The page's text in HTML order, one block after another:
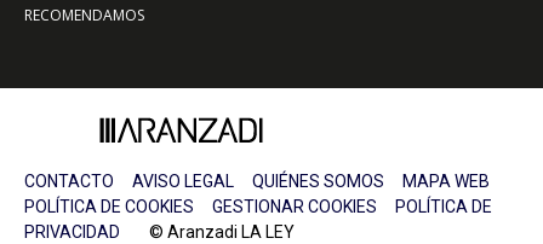
RECOMENDAMOS
CONTACTO AVISO LEGAL QUIÉNES SOMOS
MAPA WEB
POLÍTICA DE COOKIES
GESTIONAR COOKIES
POLÍTICA DE
PRIVACIDAD © Aranzadi LA LEY